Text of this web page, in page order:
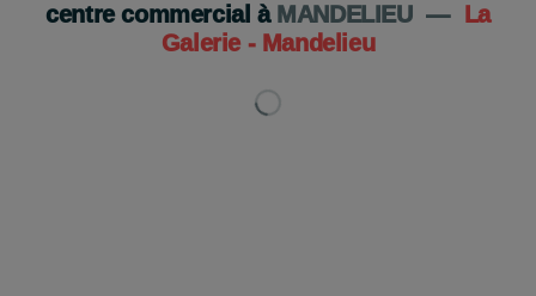
centre commercial à MANDELIEU —
La
Galerie - Mandelieu